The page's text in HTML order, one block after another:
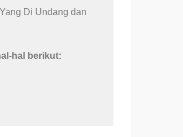
Yang Di Undang dan
hal berikut: